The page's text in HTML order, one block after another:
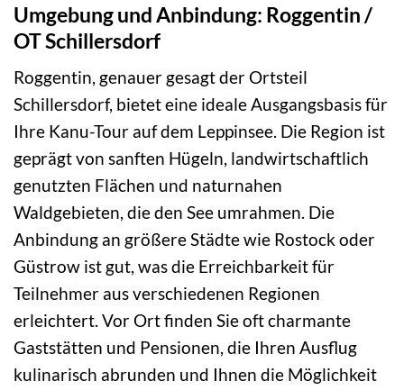
Umgebung und Anbindung: Roggentin /
OT Schillersdorf
Roggentin, genauer gesagt der Ortsteil
Schillersdorf, bietet eine ideale Ausgangsbasis für
Ihre Kanu-Tour auf dem Leppinsee. Die Region ist
geprägt von sanften Hügeln, landwirtschaftlich
genutzten Flächen und naturnahen
Waldgebieten, die den See umrahmen. Die
Anbindung an größere Städte wie Rostock oder
Güstrow ist gut, was die Erreichbarkeit für
Teilnehmer aus verschiedenen Regionen
erleichtert. Vor Ort finden Sie oft charmante
Gaststätten und Pensionen, die Ihren Ausflug
kulinarisch abrunden und Ihnen die Möglichkeit